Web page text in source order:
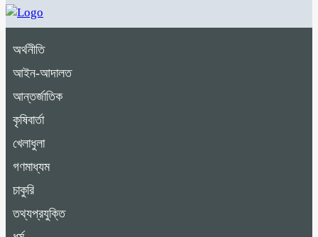
অর্থনীতি
আইন-আদালত
আন্তর্জাতিক
কৃষিবার্তা
খেলাধুলা
গণমাধ্যম
চাকুরি
তথ্যপ্রযুক্তি